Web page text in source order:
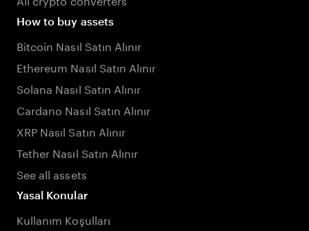
How to buy assets
Bitcoin Nasıl Satın Alınır
Ethereum Nasıl Satın Alınır
Solana Nasıl Satın Alınır
Cardano Nasıl Satın Alınır
XRP Nasıl Satın Alınır
Tether Nasıl Satın Alınır
See all assets
Yasal Konular
Kullanım Koşulları